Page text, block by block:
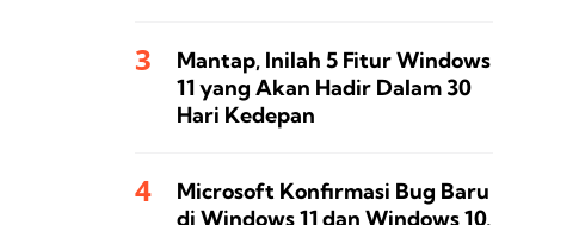
Mantap, Inilah 5 Fitur Windows
11 yang Akan Hadir Dalam 30
Hari Kedepan
Microsoft Konfirmasi Bug Baru
di Windows 11 dan Windows 10,